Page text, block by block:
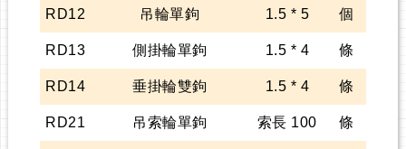
RD12 吊輪單鉤 1.5 * 5 個
RD13 側掛輪單鉤 1.5 * 4 條
RD14 垂掛輪雙鉤 1.5 * 4 條
RD21 吊索輪單鉤 索長 100 條